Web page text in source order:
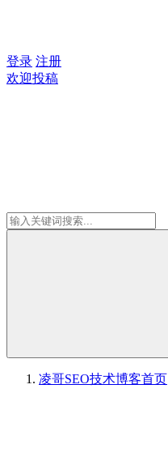
登录 注册
欢迎投稿
凌哥SEO技术博客首页